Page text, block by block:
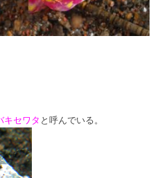
キセワタ と呼んでいる。